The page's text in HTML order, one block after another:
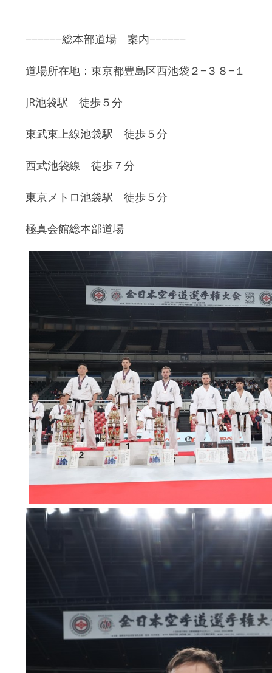
−−−−−−総本部道場 案内−−−−−−
道場所在地：東京都豊島区西池袋２−３８−１
JR池袋駅 徒歩５分
東武東上線池袋駅 徒歩５分
西武池袋線 徒歩７分
東京メトロ池袋駅 徒歩５分
極真会館総本部道場